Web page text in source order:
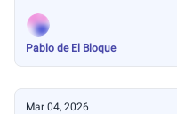
Pablo de El Bloque
Mar 04, 2026